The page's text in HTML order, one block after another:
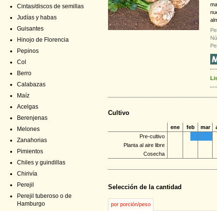
Cintas/discos de semillas
Judías y habas
Guisantes
Hinojo de Florencia
Pepinos
Col
Berro
Calabazas
Maíz
Acelgas
Berenjenas
Melones
Zanahorias
Pimientos
Chiles y guindillas
Chirivía
Perejil
Perejil tuberoso o de
Hamburgo
Cultivo
ene feb mar
Pre-cultivo
Planta al aire libre
Cosecha
Selección de la cantidad
por porción/peso